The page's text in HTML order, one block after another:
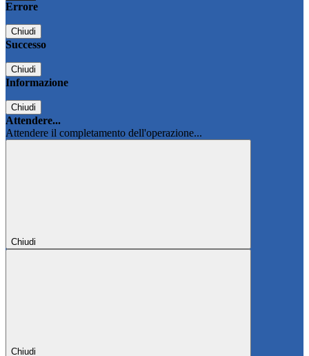
Errore
Chiudi
Successo
Chiudi
Informazione
Chiudi
Attendere...
Attendere il completamento dell'operazione...
Chiudi
Chiudi